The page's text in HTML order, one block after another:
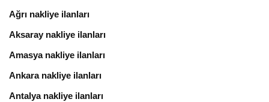
Ağrı nakliye ilanları
Aksaray nakliye ilanları
Amasya nakliye ilanları
Ankara nakliye ilanları
Antalya nakliye ilanları